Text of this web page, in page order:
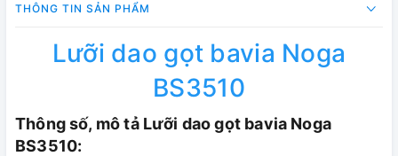
THÔNG TIN SẢN PHẨM
Lưỡi dao gọt bavia Noga
BS3510
Thông số, mô tả Lưỡi dao gọt bavia Noga
BS3510: